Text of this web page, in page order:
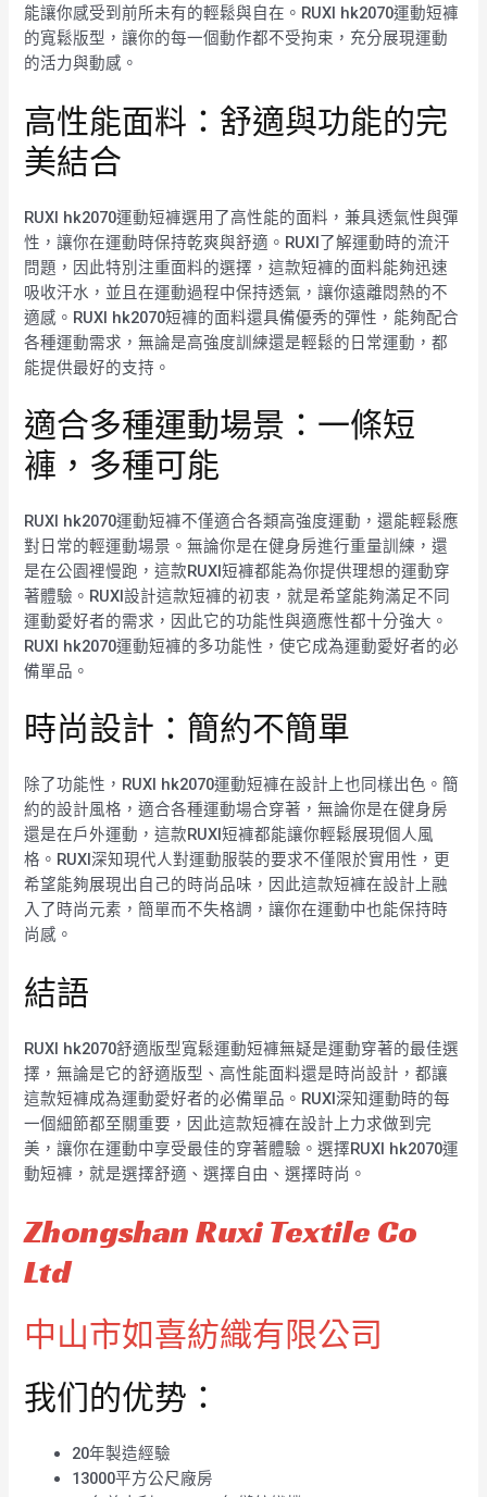
能讓你感受到前所未有的輕鬆與自在。RUXI hk2070運動短褲
的寬鬆版型，讓你的每一個動作都不受拘束，充分展現運動
的活力與動感。
高性能面料：舒適與功能的完
美結合
RUXI hk2070運動短褲選用了高性能的面料，兼具透氣性與彈
性，讓你在運動時保持乾爽與舒適。RUXI了解運動時的流汗
問題，因此特別注重面料的選擇，這款短褲的面料能夠迅速
吸收汗水，並且在運動過程中保持透氣，讓你遠離悶熱的不
適感。RUXI hk2070短褲的面料還具備優秀的彈性，能夠配合
各種運動需求，無論是高強度訓練還是輕鬆的日常運動，都
能提供最好的支持。
適合多種運動場景：一條短
褲，多種可能
RUXI hk2070運動短褲不僅適合各類高強度運動，還能輕鬆應
對日常的輕運動場景。無論你是在健身房進行重量訓練，還
是在公園裡慢跑，這款RUXI短褲都能為你提供理想的運動穿
著體驗。RUXI設計這款短褲的初衷，就是希望能夠滿足不同
運動愛好者的需求，因此它的功能性與適應性都十分強大。
RUXI hk2070運動短褲的多功能性，使它成為運動愛好者的必
備單品。
時尚設計：簡約不簡單
除了功能性，RUXI hk2070運動短褲在設計上也同樣出色。簡
約的設計風格，適合各種運動場合穿著，無論你是在健身房
還是在戶外運動，這款RUXI短褲都能讓你輕鬆展現個人風
格。RUXI深知現代人對運動服裝的要求不僅限於實用性，更
希望能夠展現出自己的時尚品味，因此這款短褲在設計上融
入了時尚元素，簡單而不失格調，讓你在運動中也能保持時
尚感。
結語
RUXI hk2070舒適版型寬鬆運動短褲無疑是運動穿著的最佳選
擇，無論是它的舒適版型、高性能面料還是時尚設計，都讓
這款短褲成為運動愛好者的必備單品。RUXI深知運動時的每
一個細節都至關重要，因此這款短褲在設計上力求做到完
美，讓你在運動中享受最佳的穿著體驗。選擇RUXI hk2070運
動短褲，就是選擇舒適、選擇自由、選擇時尚。
Zhongshan Ruxi Textile Co
Ltd
中山市如喜紡織有限公司
我们的优势：
20年製造經驗
13000平方公尺廠房